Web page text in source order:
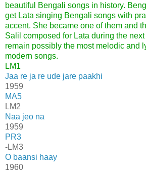
beautiful Bengali songs in history.
get Lata singing Bengali songs with
accent. She became one of them and
Salil composed for Lata during the next
remain possibly the most melodic and
modern songs.
LM1
Jaa re ja re ude jare paakhi
1959
MA5
LM2
Naa jeo na
1959
PR3
-LM3
O baansi haay
1960